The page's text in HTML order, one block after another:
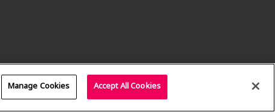
Manage Cookies Accept All Cookies